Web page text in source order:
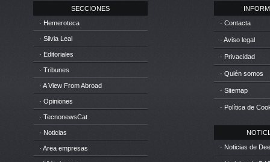
SECCIONES
· Hemeroteca
· Silvia Leal
· Editoriales
· Tribunes
· A View From Abroad
· Opiniones
· TecnonewsCat
· Noticias
· Area empresas
· Contacta
· Aviso legal
· Privacidad
· Quién somos
· Sitemap
· Política de
· Noticias de